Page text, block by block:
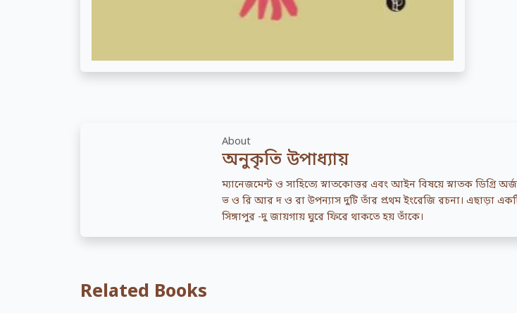
About
অনুকৃতি উপাধ্যায়
ম্যানেজমেন্ট ও সাহিত্যে স্নাতকোত্তর এবং আইন বিষয়ে স্নাতক ডিগ্রি
ভ ও রি আর দ ও রা উপন্যাস দুটি তাঁর প্রথম ইংরেজি রচনা। এছাড়া
সিঙ্গাপুর -দু জায়গায় ঘুরে ফিরে থাকতে হয় তাঁকে।
Related Books